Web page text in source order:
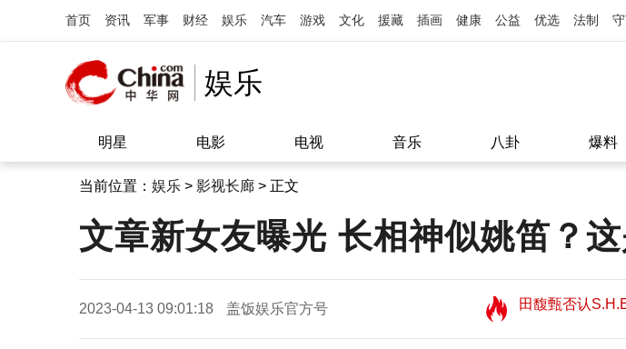
首页 资讯 军事 财经 娱乐 汽车 游戏 文化 援藏 插画 健康 公益 优选 法制
娱乐
明星 电影 电视 音乐 八卦 爆料
当前位置： 娱乐 > 影视长廊 > 正文
文章新女友曝光 长相神似姚笛？
2023-04-13 09:01:18 盖饭娱乐官方号
田馥甄否认